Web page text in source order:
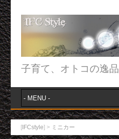
子育て、オトコの逸品
[ IFCstyle] > ミニカー